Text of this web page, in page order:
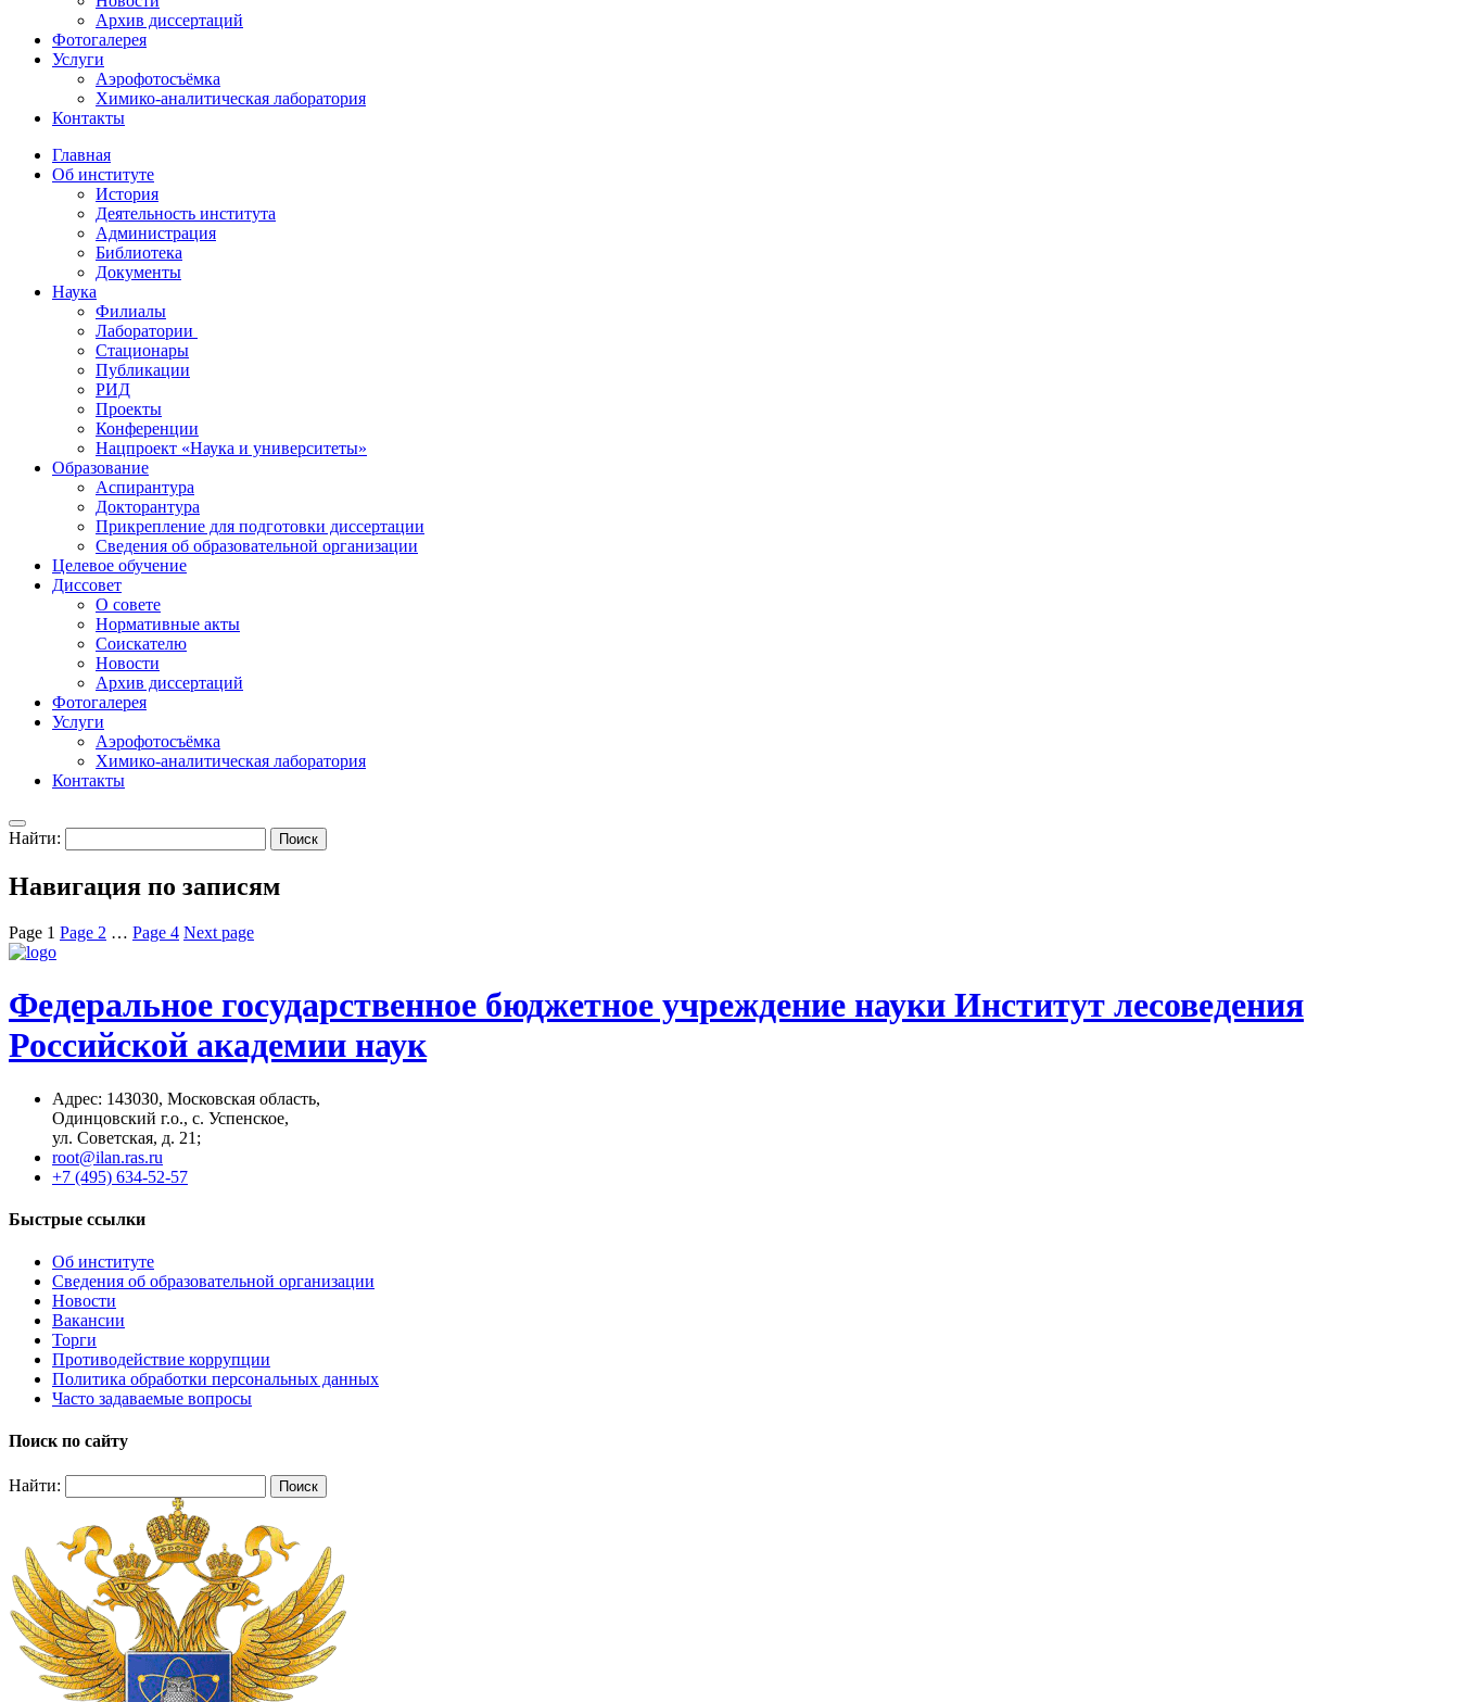
Архив диссертаций
Фотогалерея
Услуги
Аэрофотосъёмка
Химико-аналитическая лаборатория
Контакты
Главная
Об институте
История
Деятельность института
Администрация
Библиотека
Документы
Наука
Филиалы
Лаборатории
Стационары
Публикации
РИД
Проекты
Конференции
Нацпроект «Наука и университеты»
Образование
Аспирантура
Докторантура
Прикрепление для подготовки диссертации
Сведения об образовательной организации
Целевое обучение
Диссовет
О совете
Нормативные акты
Соискателю
Новости
Архив диссертаций
Фотогалерея
Услуги
Аэрофотосъёмка
Химико-аналитическая лаборатория
Контакты
Найти:
Навигация по записям
Page 1 Page 2 … Page 4 Next page
Федеральное государственное бюджетное учреждение науки Институт лесоведения
Российской академии наук
Адрес: 14З0З0, Московская область,
Одинцовский г.о., с. Успенское,
ул. Советская, д. 21;
root@ilan.ras.ru
+7 (495) 634-52-57
Быстрые ссылки
Об институте
Сведения об образовательной организации
Новости
Вакансии
Торги
Противодействие коррупции
Политика обработки персональных данных
Часто задаваемые вопросы
Поиск по сайту
Найти: